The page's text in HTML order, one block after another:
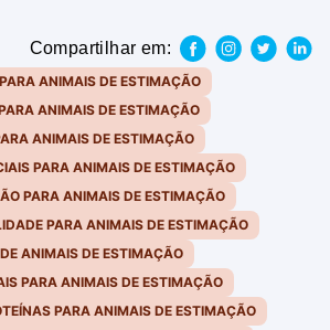
Compartilhar em:
ANIMAIS DE ESTIMAÇÃO
ANIMAIS DE ESTIMAÇÃO
ANIMAIS DE ESTIMAÇÃO
PARA ANIMAIS DE ESTIMAÇÃO
PARA ANIMAIS DE ESTIMAÇÃO
PARA ANIMAIS DE ESTIMAÇÃO
ANIMAIS DE ESTIMAÇÃO
PARA ANIMAIS DE ESTIMAÇÃO
PARA ANIMAIS DE ESTIMAÇÃO